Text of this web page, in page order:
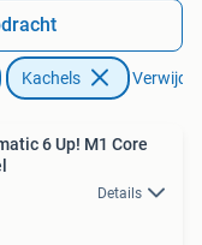
Kachels
6 Up! M1 Core
Details